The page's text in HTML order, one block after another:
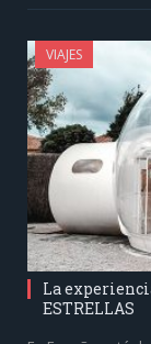
VIAJES
La
ESTRELLAS